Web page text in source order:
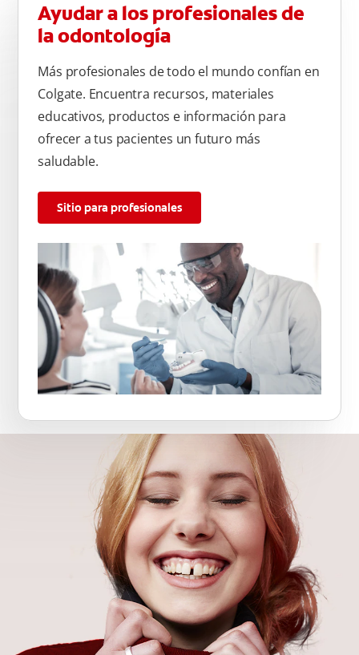
Ayudar a los profesionales de
la odontología
Más profesionales de todo el mundo confían en
Colgate. Encuentra recursos, materiales
educativos, productos e información para
ofrecer a tus pacientes un futuro más
saludable.
Sitio para profesionales